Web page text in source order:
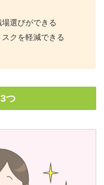
選びができる
クを軽減できる
つ